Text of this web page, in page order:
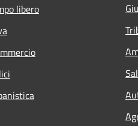
libero